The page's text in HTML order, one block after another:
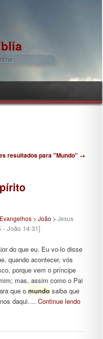
resultados para "Mundo" →
Evangelhos> João > Jesus
- João 14:31]
do que eu. Eu vo-lo disse
quando acontecer, vós
porque vem o príncipe
mas, assim como o Pai
que o mundosaiba que
daqui…. Continue lendo